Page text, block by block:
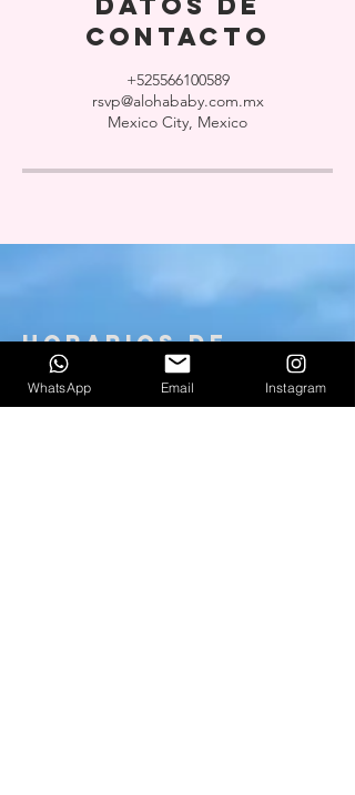
contacto
+525566100589
rsvp@alohababy.com.mx
Mexico City, Mexico
HORARIOS DE
SERVICIO
WhatsApp Email Instagram